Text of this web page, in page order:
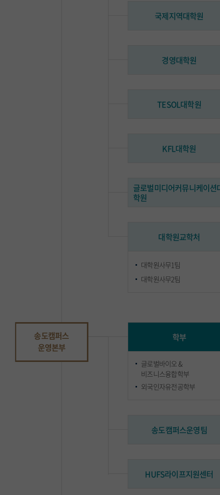
국제지역대학원
경영대학원
TESOL대학원
KFL대학원
글로벌미디어커뮤니케이션
학원
대학원교학처
대학원사무1팀
대학원사무2팀
송도캠퍼스
운영본부
학부
글로벌바이오 &
비즈니스융합학부
외국인자유전공학부
송도캠퍼스운영팀
HUFS라이프지원센터